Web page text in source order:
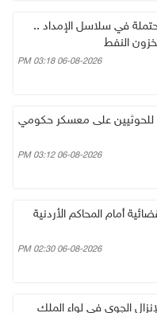
في سلاسل الإمداد ..
النفط
06-08-2026 03:18 PM
على معسكر حكومي
06-08-2026 03:12 PM
أمام المحاكم الأردنية
06-08-2026 02:30 PM
الجوي في لواء الملك